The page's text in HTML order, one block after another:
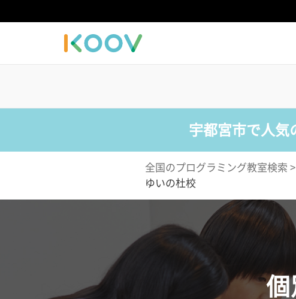
宇都宮市で人気
全国のプログラミング教室検索 >
ゆいの杜校
個